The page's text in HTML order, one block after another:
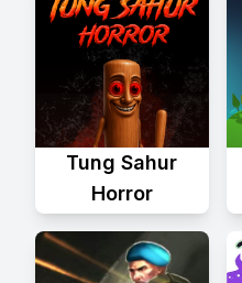
Tung Sahur
Horror